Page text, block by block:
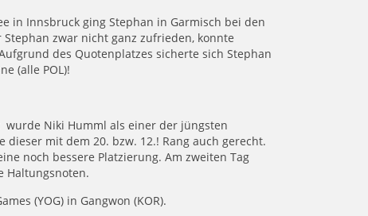
in Innsbruck ging Stephan in Garmisch bei den
zwar nicht ganz zufrieden, konnte
des Quotenplatzes sicherte sich Stephan
(alle POL)!
wurde Niki Humml als einer der jüngsten
mit dem 20. bzw. 12.! Rang auch gerecht.
noch bessere Platzierung. Am zweiten Tag
Haltungsnoten.
(YOG) in Gangwon (KOR).